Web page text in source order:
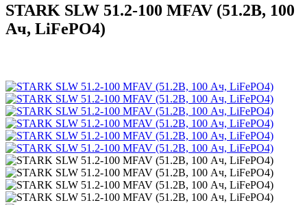
STARK SLW 51.2-100 MFAV (51.2В, 100
Ач, LiFePO4)